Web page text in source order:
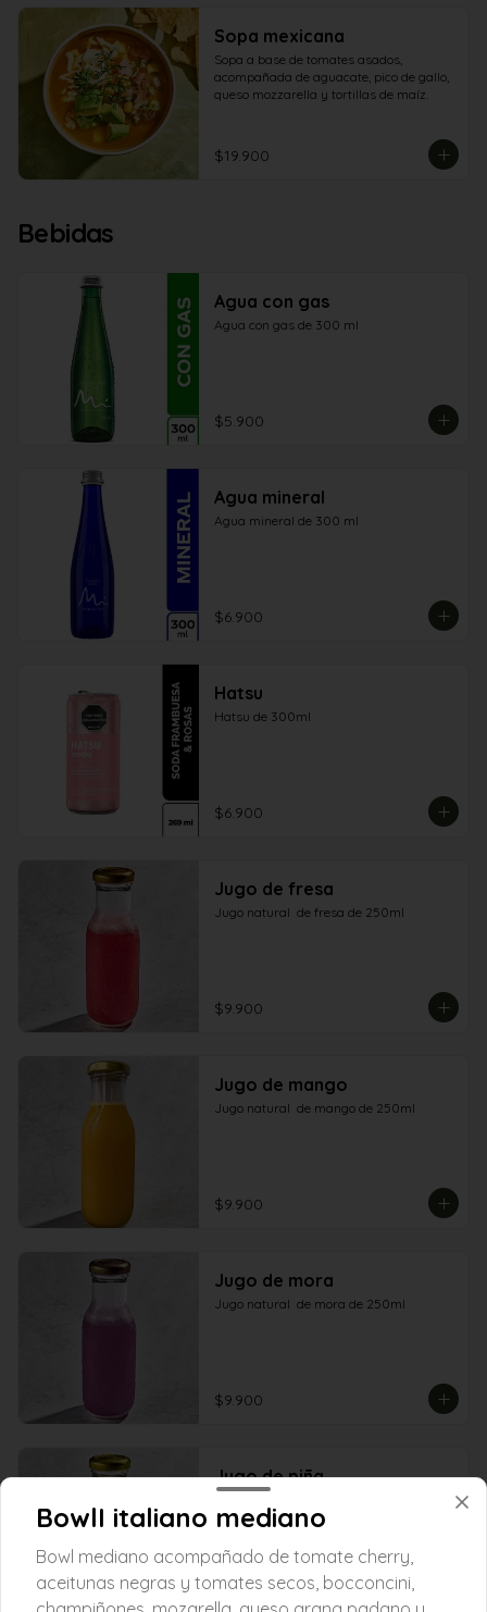
Sopa mexicana
Sopa a base de tomates asados,
acompañada de aguacate, pico de gallo,
queso mozzarella y tortillas de maíz.
$19.900
Bebidas
Agua con gas
Agua con gas de 300 ml
$5.900
Agua mineral
Agua mineral de 300 ml
$6.900
Hatsu
Hatsu de 300ml
$6.900
Jugo de fresa
Jugo natural  de fresa de 250ml
$9.900
Jugo de mango
Jugo natural  de mango de 250ml
$9.900
Jugo de mora
Jugo natural  de mora de 250ml
$9.900
Jugo de piña
$9.900
BowlI italiano mediano
Bowl mediano acompañado de tomate cherry,
aceitunas negras y tomates secos, bocconcini,